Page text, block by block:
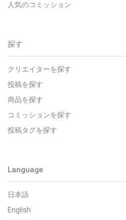
人気のコミッション
探す
クリエイターを探す
投稿を探す
商品を探す
コミッションを探す
投稿タグを探す
Language
日本語
English